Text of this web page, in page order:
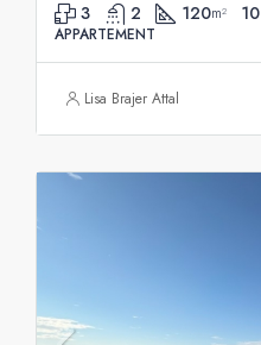
3 2 120m² 10
APPARTEMENT
Lisa Brajer Attal